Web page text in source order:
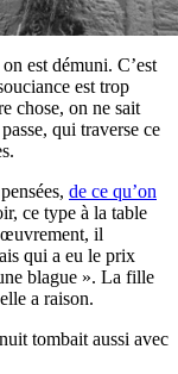
est démuni. C’est
est trop
chose, on ne sait
qui traverse ce
de ce qu’on
ce type à la table
il
qui a eu le prix
blague ». La fille
a raison.
tombait aussi avec